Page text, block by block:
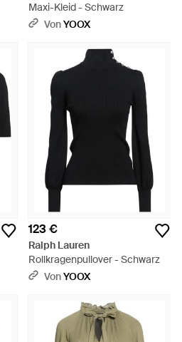
Maxi-Kleid - Schwarz
VonYOOX
123 €
Ralph Lauren
Rollkragenpullover - Schwarz
VonYOOX